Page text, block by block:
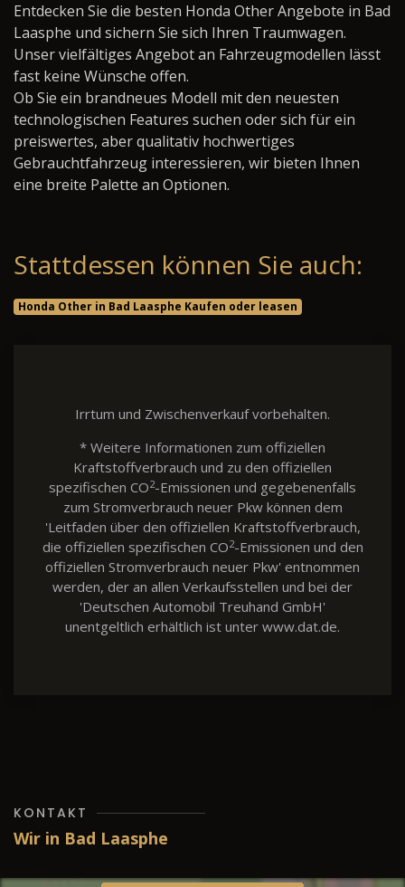
Entdecken Sie die besten Honda Other Angebote in Bad
Laasphe und sichern Sie sich Ihren Traumwagen.
Unser vielfältiges Angebot an Fahrzeugmodellen lässt
fast keine Wünsche offen.
Ob Sie ein brandneues Modell mit den neuesten
technologischen Features suchen oder sich für ein
preiswertes, aber qualitativ hochwertiges
Gebrauchtfahrzeug interessieren, wir bieten Ihnen
eine breite Palette an Optionen.
Stattdessen können Sie auch:
Honda Other in Bad Laasphe Kaufen oder leasen
Irrtum und Zwischenverkauf vorbehalten.
* Weitere Informationen zum offiziellen
Kraftstoffverbrauch und zu den offiziellen
spezifischen CO2-Emissionen und gegebenenfalls
zum Stromverbrauch neuer Pkw können dem
'Leitfaden über den offiziellen Kraftstoffverbrauch,
die offiziellen spezifischen CO2-Emissionen und den
offiziellen Stromverbrauch neuer Pkw' entnommen
werden, der an allen Verkaufsstellen und bei der
'Deutschen Automobil Treuhand GmbH'
unentgeltlich erhältlich ist unter www.dat.de.
KONTAKT
Wir in Bad Laasphe